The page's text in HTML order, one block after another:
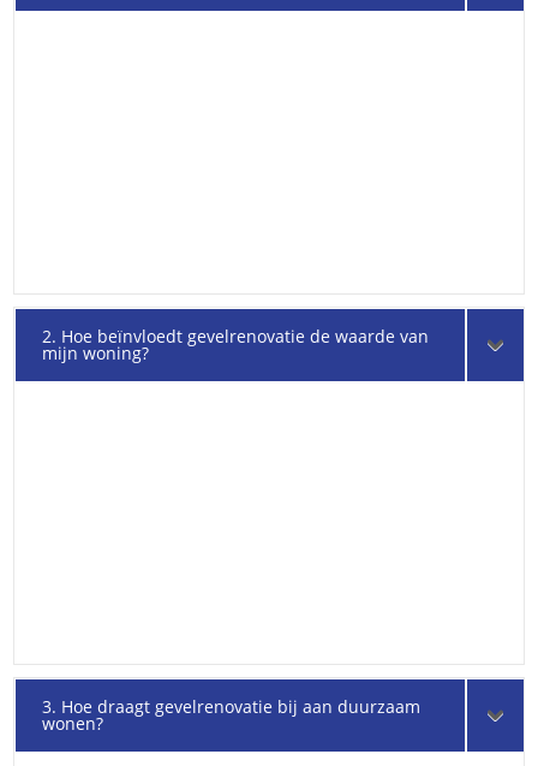
2. Hoe beïnvloedt gevelrenovatie de waarde van
mijn woning?
3. Hoe draagt gevelrenovatie bij aan duurzaam
wonen?